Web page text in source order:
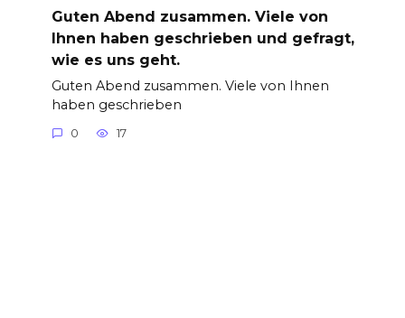
Guten Abend zusammen. Viele von
Ihnen haben geschrieben und gefragt,
wie es uns geht.
Guten Abend zusammen. Viele von Ihnen
haben geschrieben
0 17